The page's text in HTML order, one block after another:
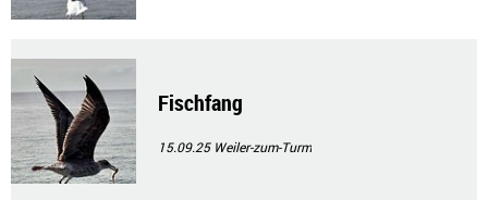
Fischfang
15.09.25 Weiler-zum-Turm